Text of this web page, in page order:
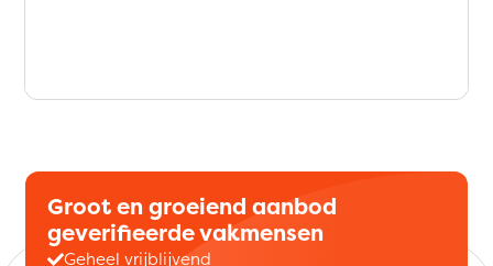
Groot en groeiend aanbod
geverifieerde vakmensen
Geheel vrijblijvend